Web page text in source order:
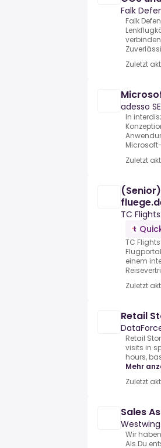
Falk
Falk
Zuletzt
adesso SE
In
Zuletzt
TC
TC
einem
Zuletzt
Retail
Retail
visits in
hours,
Mehr
Zuletzt
Sales
Wir
Als.Du